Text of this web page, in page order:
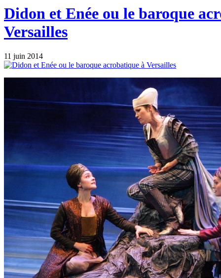
Didon et Enée ou le baroque
Versailles
11 juin 2014